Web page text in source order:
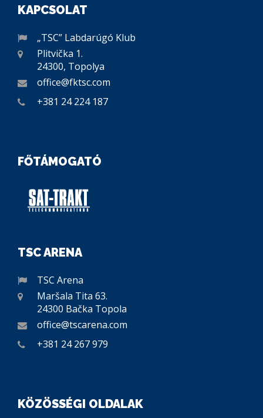
KAPCSOLAT
„TSC” Labdarúgó Klub
Plitvička 1.
24300, Topolya
office@fktsc.com
+381 24 224 187
FŐTÁMOGATÓ
TSC ARENA
TSC Arena
Maršala Tita 63.
24300 Bačka Topola
office@tscarena.com
+381 24 267 979
KÖZÖSSÉGI OLDALAK